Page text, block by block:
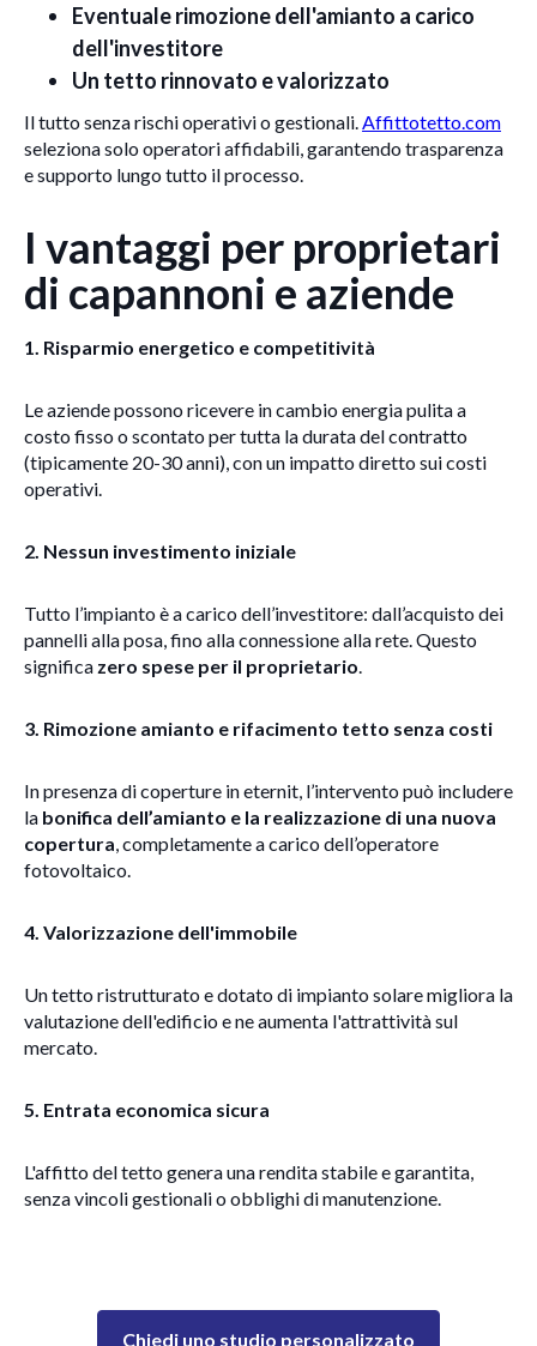
Eventuale rimozione dell'amianto a carico
dell'investitore
Un tetto rinnovato e valorizzato
Il tutto senza rischi operativi o gestionali.Affittotetto.com
seleziona solo operatori affidabili, garantendo trasparenza
e supporto lungo tutto il processo.
I vantaggi per proprietari
di capannoni e aziende
1. Risparmio energetico e competitività
Le aziende possono ricevere in cambio energia pulita a
costo fisso o scontato per tutta la durata del contratto
(tipicamente 20-30 anni), con un impatto diretto sui costi
operativi.
2. Nessun investimento iniziale
Tutto l’impianto è a carico dell’investitore: dall’acquisto dei
pannelli alla posa, fino alla connessione alla rete. Questo
significa zero spese per il proprietario.
3. Rimozione amianto e rifacimento tetto senza costi
In presenza di coperture in eternit, l’intervento può includere
la bonifica dell’amianto e la realizzazione di una nuova
copertura, completamente a carico dell’operatore
fotovoltaico.
4. Valorizzazione dell'immobile
Un tetto ristrutturato e dotato di impianto solare migliora la
valutazione dell'edificio e ne aumenta l'attrattività sul
mercato.
5. Entrata economica sicura
L'affitto del tetto genera una rendita stabile e garantita,
senza vincoli gestionali o obblighi di manutenzione.
Chiedi uno studio personalizzato